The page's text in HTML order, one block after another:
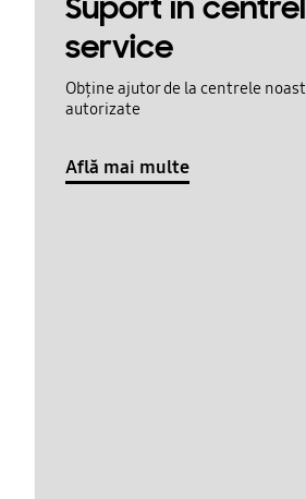
Suport în
service
Obține ajutor de la centrele
autorizate
Află mai multe